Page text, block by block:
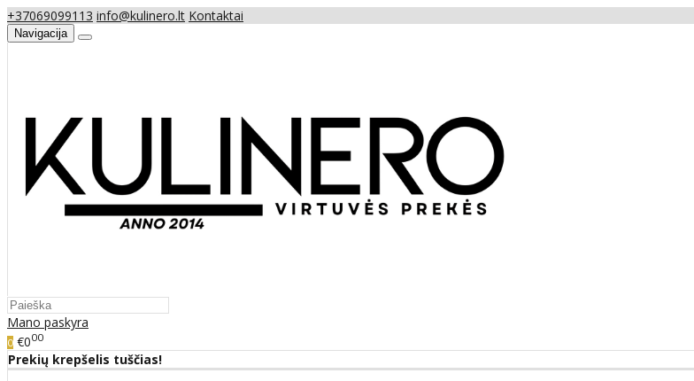
+37069099113 info@kulinero.lt Kontaktai
Navigacija
Mano paskyra
0 €000
Prekių krepšelis tuščias!